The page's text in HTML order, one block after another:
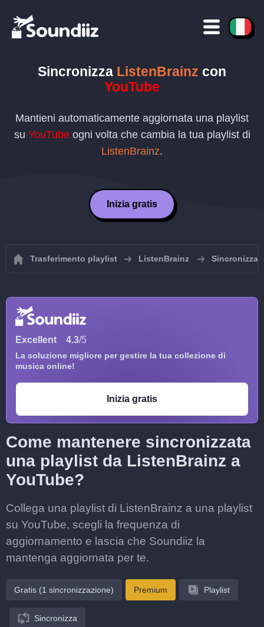
Sincronizza ListenBrainz con
YouTube
Mantieni automaticamente aggiornata una playlist
su YouTubeogni volta che cambia la tua playlist di
ListenBrainz.
Inizia gratis
Trasferimento playlist ListenBrainz Sincronizza
Excellent 4.3/5
La soluzione migliore per gestire la tua collezione di
musica online!
Inizia gratis
Come mantenere sincronizzata
una playlist da ListenBrainz a
YouTube?
Collega una playlist di ListenBrainz a una playlist
su YouTube, scegli la frequenza di
aggiornamento e lascia che Soundiiz la
mantenga aggiornata per te.
Gratis (1 sincronizzazione) Premium Playlist
Sincronizza